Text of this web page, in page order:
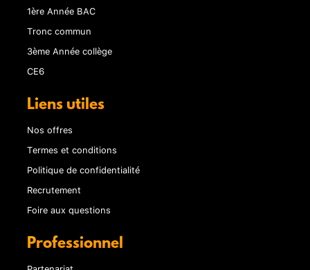
1ère Année BAC
Tronc commun
3ème Année collège
CE6
Liens utiles
Nos offres
Termes et conditions
Politique de confidentialité
Recrutement
Foire aux questions
Professionnel